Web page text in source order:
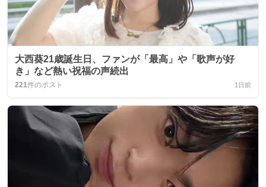
大西葵21歳誕生日、ファンが「最高」や「歌声が好
き」など熱い祝福の声続出
221件のポスト 1日前